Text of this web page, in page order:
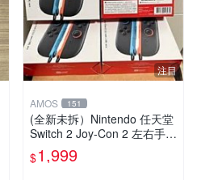
注目
AMOS 151
(全新未拆）Nintendo 任天堂
Switch 2 Joy-Con 2 左右手控
制器 NS2 現貨 台灣公司貨/s
witch2 手把/
$1,999